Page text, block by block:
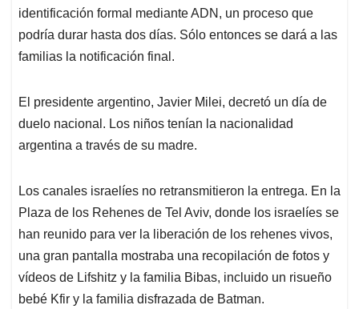
identificación formal mediante ADN, un proceso que
podría durar hasta dos días. Sólo entonces se dará a las
familias la notificación final.
El presidente argentino, Javier Milei, decretó un día de
duelo nacional. Los niños tenían la nacionalidad
argentina a través de su madre.
Los canales israelíes no retransmitieron la entrega. En la
Plaza de los Rehenes de Tel Aviv, donde los israelíes se
han reunido para ver la liberación de los rehenes vivos,
una gran pantalla mostraba una recopilación de fotos y
vídeos de Lifshitz y la familia Bibas, incluido un risueño
bebé Kfir y la familia disfrazada de Batman.